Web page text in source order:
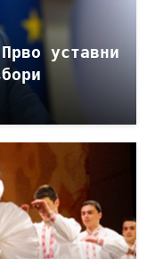
уставни